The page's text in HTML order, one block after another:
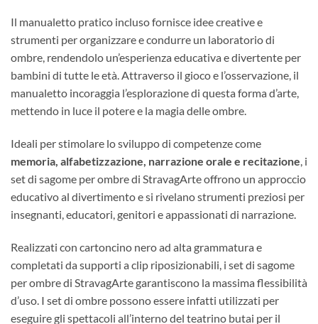
Il manualetto pratico incluso fornisce idee creative e
strumenti per organizzare e condurre un laboratorio di
ombre, rendendolo un’esperienza educativa e divertente per
bambini di tutte le età. Attraverso il gioco e l’osservazione, il
manualetto incoraggia l’esplorazione di questa forma d’arte,
mettendo in luce il potere e la magia delle ombre.
Ideali per stimolare lo sviluppo di competenze come
memoria, alfabetizzazione, narrazione orale e recitazione, i
set di sagome per ombre di StravagArte offrono un approccio
educativo al divertimento e si rivelano strumenti preziosi per
insegnanti, educatori, genitori e appassionati di narrazione.
Realizzati con cartoncino nero ad alta grammatura e
completati da supporti a clip riposizionabili, i set di sagome
per ombre di StravagArte garantiscono la massima flessibilità
d’uso. I set di ombre possono essere infatti utilizzati per
eseguire gli spettacoli all’interno del teatrino butai per il